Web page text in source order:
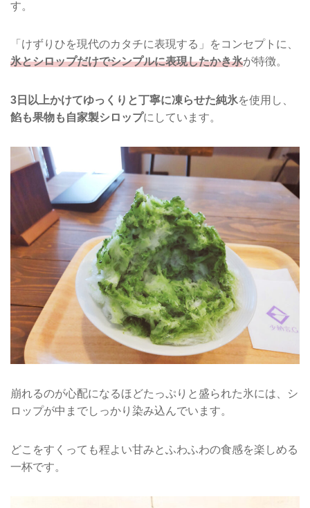
す。
「けずりひを現代のカタチに表現する」をコンセプトに、
氷とシロップだけでシンプルに表現したかき氷が特徴。
3日以上かけてゆっくりと丁寧に凍らせた純氷を使用し、
餡も果物も自家製シロップにしています。
崩れるのが心配になるほどたっぷりと盛られた氷には、シ
ロップが中までしっかり染み込んでいます。
どこをすくっても程よい甘みとふわふわの食感を楽しめる
一杯です。